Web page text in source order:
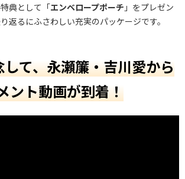
典として「エンベロープポーチ 」をプレゼン
返るにふさわしい充実のパッケージです。
て、永瀬簾・吉川愛から
ント動画が到着！